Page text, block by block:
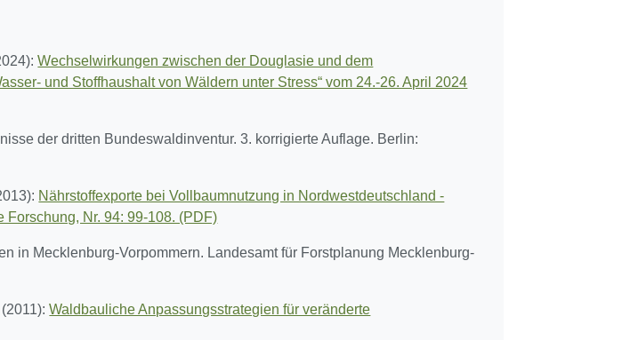
Wechselwirkungen zwischen der Douglasie und dem
und Stoffhaushalt von Wäldern unter Stress“ vom 24.-26. April 2024
der dritten Bundeswaldinventur. 3. korrigierte Auflage. Berlin:
Nährstoffexporte bei Vollbaumnutzung in Nordwestdeutschland -
Nr. 94: 99-108. (PDF)
in Mecklenburg-Vorpommern. Landesamt für Forstplanung Mecklenburg-
(2011):Waldbauliche Anpassungsstrategien für veränderte